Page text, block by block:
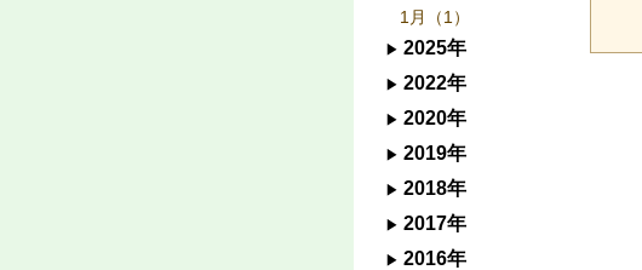
1月（1）
2025年
2022年
2020年
2019年
2018年
2017年
2016年